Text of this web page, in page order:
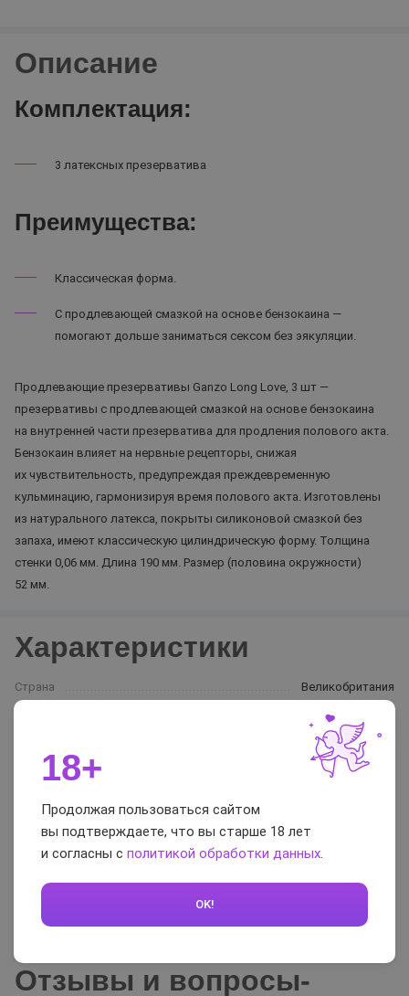
Описание
Комплектация:
3 латексных презерватива
Преимущества:
Классическая форма.
С продлевающей смазкой на основе бензокаина —
помогают дольше заниматься сексом без эякуляции.
Продлевающие презервативы Ganzo Long Love, 3 шт —
презервативы с продлевающей смазкой на основе бензокаина
на внутренней части презерватива для продления полового акта.
Бензокаин влияет на нервные рецепторы, снижая
их чувствительность, предупреждая преждевременную
кульминацию, гармонизируя время полового акта. Изготовлены
из натурального латекса, покрыты силиконовой смазкой без
запаха, имеют классическую цилиндрическую форму. Толщина
стенки 0,06 мм. Длина 190 мм. Размер (половина окружности)
52 мм.
Характеристики
Страна
Великобритания
белый
Толщина презерватива
Ширина (размер) презерватива
Аромат презерватива
без запаха
Отзывы и вопросы-
18+
Продолжая пользоваться сайтом
вы подтверждаете, что вы старше 18 лет
и согласны с политикой обработки данных.
OK!